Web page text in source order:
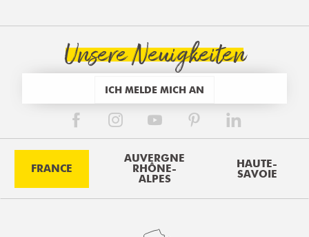
Unsere Neuigkeiten
ICH MELDE MICH AN
FRANCE
AUVERGNE
RHÔNE-
ALPES
HAUTE-
SAVOIE